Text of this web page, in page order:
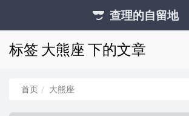
查理的自留地
标签 大熊座 下的文章
首页 大熊座